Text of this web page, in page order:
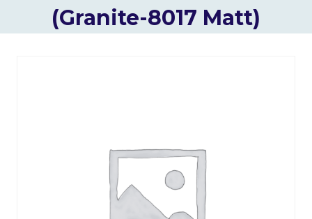
(Granite-8017 Matt)